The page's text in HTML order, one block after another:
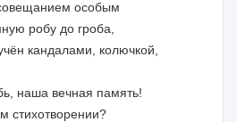
особым
робу до гроба,
кандалами, колючкой,
наша вечная память!
стихотворении?